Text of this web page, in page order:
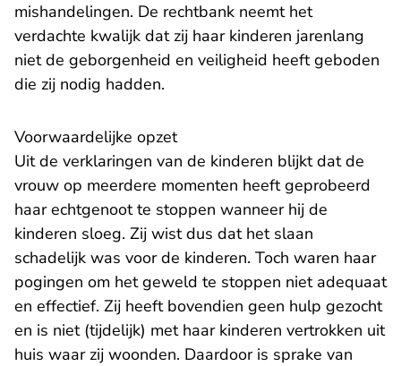
mishandelingen. De rechtbank neemt het
verdachte kwalijk dat zij haar kinderen jarenlang
niet de geborgenheid en veiligheid heeft geboden
die zij nodig hadden.
Voorwaardelijke opzet
Uit de verklaringen van de kinderen blijkt dat de
vrouw op meerdere momenten heeft geprobeerd
haar echtgenoot te stoppen wanneer hij de
kinderen sloeg. Zij wist dus dat het slaan
schadelijk was voor de kinderen. Toch waren haar
pogingen om het geweld te stoppen niet adequaat
en effectief. Zij heeft bovendien geen hulp gezocht
en is niet (tijdelijk) met haar kinderen vertrokken uit
huis waar zij woonden. Daardoor is sprake van